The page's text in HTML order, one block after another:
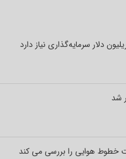
خطوط هوایی را بررسی می کند